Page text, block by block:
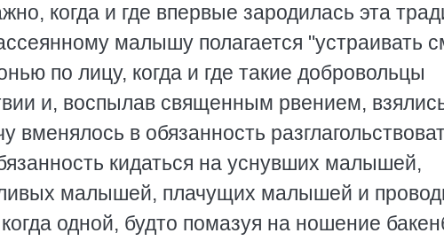
когда и где впервые зародилась эта
малышу полагается "устраивать
по лицу, когда и где такие добровольцы
и, воспылав священным рвением,
вменялось в обязанность
кидаться на уснувших малышей,
малышей, плачущих малышей и
одной, будто помазуя на ношение